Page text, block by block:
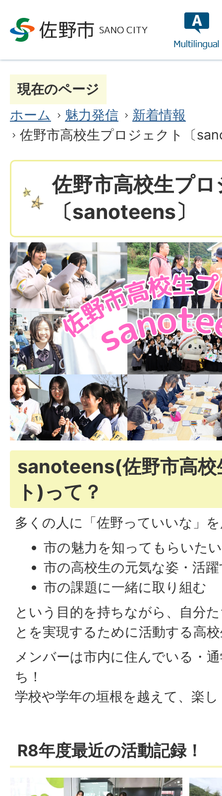
現在のページ
ホーム
魅力発信
新着情報
佐野市高校生プロジェクト〔
佐野市高校生プ
〔sanoteens〕
sanoteens(佐野市高校
ト)って？
多くの人に「佐野っていいな」
市の魅力を知ってもらいたい
市の高校生の元気な姿・活
市の課題に一緒に取り組む
という目的を持ちながら、自分
とを実現するために活動する高
メンバーは市内に住んでいる・
ち！
学校や学年の垣根を越えて、楽
R8年度最近の活動記録！